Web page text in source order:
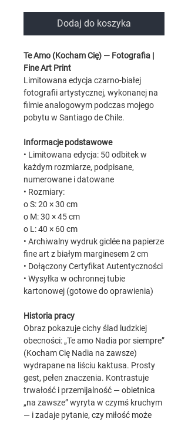
Dodaj do koszyka
Te Amo (Kocham Cię) — Fotografia |
Fine Art Print
Limitowana edycja czarno-białej
fotografii artystycznej, wykonanej na
filmie analogowym podczas mojego
pobytu w Santiago de Chile.
Informacje podstawowe
• Limitowana edycja: 50 odbitek w
każdym rozmiarze, podpisane,
numerowane i datowane
• Rozmiary:
o S: 20 × 30 cm
o M: 30 × 45 cm
o L: 40 × 60 cm
• Archiwalny wydruk giclée na papierze
fine art z białym marginesem 2 cm
• Dołączony Certyfikat Autentyczności
• Wysyłka w ochronnej tubie
kartonowej (gotowe do oprawienia)
Historia pracy
Obraz pokazuje cichy ślad ludzkiej
obecności: „Te amo Nadia por siempre”
(Kocham Cię Nadia na zawsze)
wydrapane na liściu kaktusa. Prosty
gest, pełen znaczenia. Kontrastuje
trwałość i przemijalność — obietnica
„na zawsze” wyryta w czymś kruchym
— i zadaje pytanie, czy miłość może